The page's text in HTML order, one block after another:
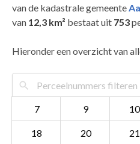
van de kadastrale gemeente
van 12,3 km² bestaat uit 753
Hieronder een overzicht van
7 9 10
18 20 21